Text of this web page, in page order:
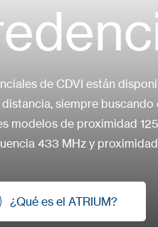
de CDVI están
siempre
modelos de proximidad
433 MHz y
¿Qué es el ATRIUM?